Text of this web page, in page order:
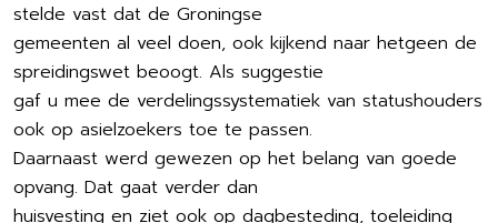
stelde vast dat de Groningse
gemeenten al veel doen, ook kijkend naar hetgeen de
spreidingswet beoogt. Als suggestie
gaf u mee de verdelingssystematiek van statushouders
ook op asielzoekers toe te passen.
Daarnaast werd gewezen op het belang van goede
opvang. Dat gaat verder dan
huisvesting en ziet ook op dagbesteding, toeleiding